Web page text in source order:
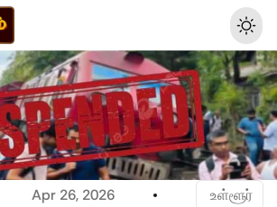
Apr 26, 2026 உள்ளூர்